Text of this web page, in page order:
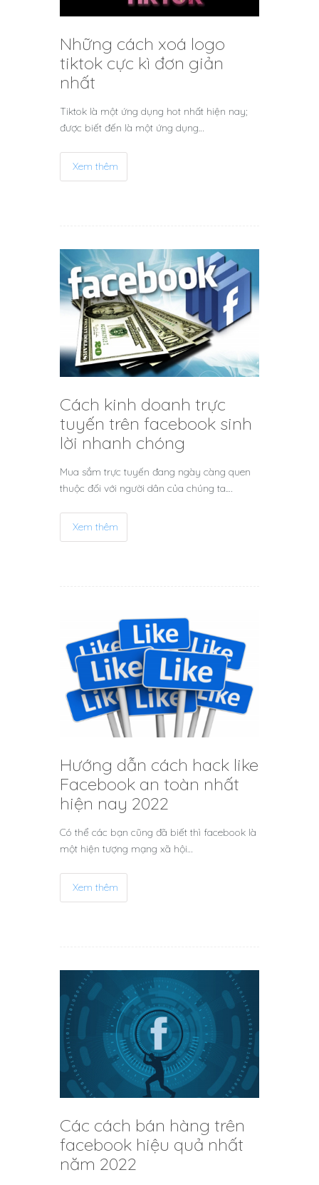
Những cách xoá logo
tiktok cực kì đơn giản
nhất
Tiktok là một ứng dụng hot nhất hiện nay;
được biết đến là một ứng dụng…
Xem thêm
Cách kinh doanh trực
tuyến trên facebook sinh
lời nhanh chóng
Mua sắm trực tuyến đang ngày càng quen
thuộc đối với người dân của chúng ta.…
Xem thêm
Hướng dẫn cách hack like
Facebook an toàn nhất
hiện nay 2022
Có thể các bạn cũng đã biết thì facebook là
một hiện tượng mạng xã hội…
Xem thêm
Các cách bán hàng trên
facebook hiệu quả nhất
năm 2022